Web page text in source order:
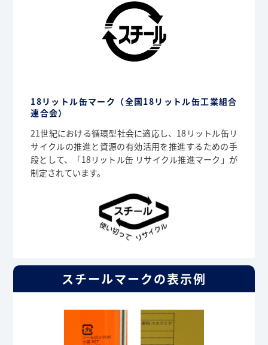
18リットル缶マーク（全国18リットル缶工業組合
連合会）
21世紀における循環型社会に適応し、18リットル缶リ
サイクルの推進と資源の有効活用を推進するための手
段として、「18リットル缶 リサイクル推進マーク」が
制定されています。
スチールマークの表示例